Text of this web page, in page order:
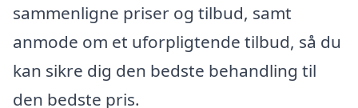
sammenligne priser og tilbud, samt
anmode om et uforpligtende tilbud, så du
kan sikre dig den bedste behandling til
den bedste pris.